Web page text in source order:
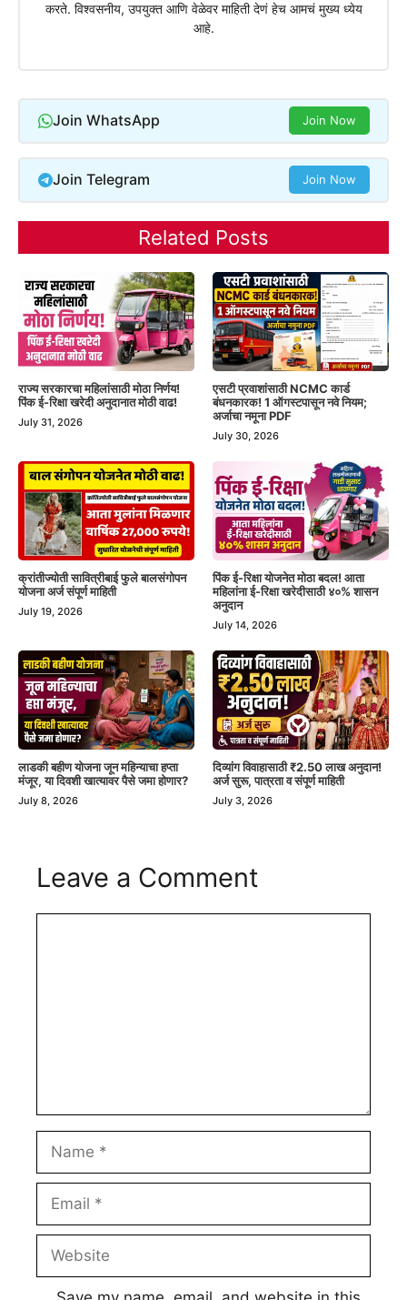
करते. विश्वसनीय, उपयुक्त आणि वेळेवर माहिती देणं हेच आमचं मुख्य ध्येय
आहे.
Join WhatsApp Join Now
Join Telegram Join Now
Related Posts
राज्य सरकारचा महिलांसाठी मोठा निर्णय!
पिंक ई-रिक्षा खरेदी अनुदानात मोठी वाढ!
July 31, 2026
एसटी प्रवाशांसाठी NCMC कार्ड
बंधनकारक! 1 ऑगस्टपासून नवे नियम;
अर्जाचा नमूना PDF
July 30, 2026
क्रांतीज्योती सावित्रीबाई फुले बालसंगोपन
योजना अर्ज संपूर्ण माहिती
July 19, 2026
पिंक ई-रिक्षा योजनेत मोठा बदल! आता
महिलांना ई-रिक्षा खरेदीसाठी ४०% शासन
अनुदान
July 14, 2026
लाडकी बहीण योजना जून महिन्याचा हप्ता
मंजूर, या दिवशी खात्यावर पैसे जमा होणार?
July 8, 2026
दिव्यांग विवाहासाठी ₹2.50 लाख अनुदान!
अर्ज सुरू, पात्रता व संपूर्ण माहिती
July 3, 2026
Leave a Comment
Name
Email
Website